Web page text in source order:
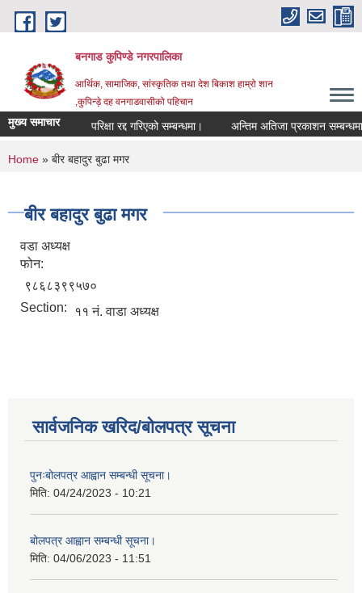
Skip to main content
बनगाड कुपिण्डे नगरपालिका
आर्थिक, सामाजिक, सांस्कृतिक तथा देश बिकाश हाम्रो शान
,कुपिन्ड़े दह वनगाडवासीको पहिचान
मुख्य समाचार परिक्षा रद्द गरिएको सम्बन्धमा। अन्तिम अतिजा प्रकाशन सम्बन्धमा।
You are here
Home » बीर बहादुर बुढा मगर
बीर बहादुर बुढा मगर
वडा अध्यक्ष
फोन:
९८६८३९९५७०
Section:
११ नं. वाडा अध्यक्ष
सार्वजनिक खरिद/बोलपत्र सूचना
पुनःबोलपत्र आह्वान सम्बन्धी सूचना।
मिति: 04/24/2023 - 10:21
बोलपत्र आह्वान सम्बन्धी सूचना।
मिति: 04/06/2023 - 11:51